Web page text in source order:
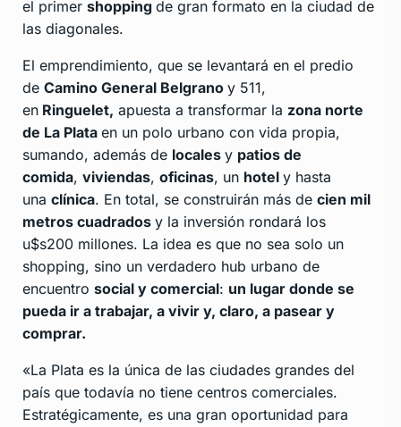
el primer shopping de gran formato en la ciudad de
las diagonales.
El emprendimiento, que se levantará en el predio
de Camino General Belgrano y 511,
en Ringuelet, apuesta a transformar la zona norte
de La Plata en un polo urbano con vida propia,
sumando, además de locales y patios de
comida, viviendas, oficinas, un hotel y hasta
una clínica. En total, se construirán más de cien mil
metros cuadrados y la inversión rondará los
u$s200 millones. La idea es que no sea solo un
shopping, sino un verdadero hub urbano de
encuentro social y comercial: un lugar donde se
pueda ir a trabajar, a vivir y, claro, a pasear y
comprar.
«La Plata es la única de las ciudades grandes del
país que todavía no tiene centros comerciales.
Estratégicamente, es una gran oportunidad para